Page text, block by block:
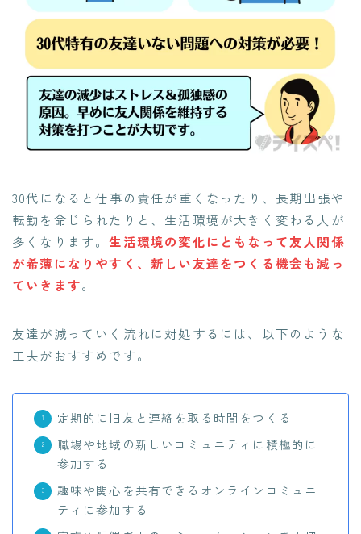
30代になると仕事の責任が重くなったり、長期出張や
転勤を命じられたりと、生活環境が大きく変わる人が
多くなります。生活環境の変化にともなって友人関係
が希薄になりやすく、新しい友達をつくる機会も減っ
ていきます。
友達が減っていく流れに対処するには、以下のような
工夫がおすすめです。
定期的に旧友と連絡を取る時間をつくる
職場や地域の新しいコミュニティに積極的に
参加する
趣味や関心を共有できるオンラインコミュニ
ティに参加する